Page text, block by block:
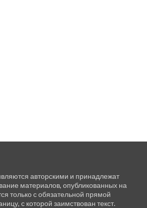
авторскими и принадлежат
материалов, опубликованных на
только с обязательной прямой
с которой заимствован текст.